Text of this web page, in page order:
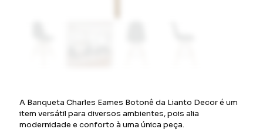
A Banqueta Charles Eames Botonê da Lianto Decor é um
item versátil para diversos ambientes, pois alia
modernidade e conforto à uma única peça.